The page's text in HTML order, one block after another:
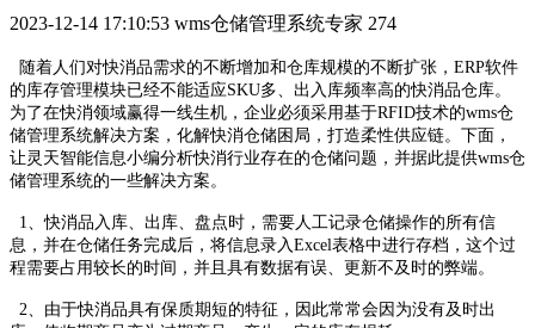
2023-12-14 17:10:53 wms仓储管理系统专家 274
随着人们对快消品需求的不断增加和仓库规模的不断扩张，ERP软件
的库存管理模块已经不能适应SKU多、出入库频率高的快消品仓库。
为了在快消领域赢得一线生机，企业必须采用基于RFID技术的wms仓
储管理系统解决方案，化解快消仓储困局，打造柔性供应链。下面，
让灵天智能信息小编分析快消行业存在的仓储问题，并据此提供wms仓
储管理系统的一些解决方案。
1、快消品入库、出库、盘点时，需要人工记录仓储操作的所有信
息，并在仓储任务完成后，将信息录入Excel表格中进行存档，这个过
程需要占用较长的时间，并且具有数据有误、更新不及时的弊端。
2、由于快消品具有保质期短的特征，因此常常会因为没有及时出